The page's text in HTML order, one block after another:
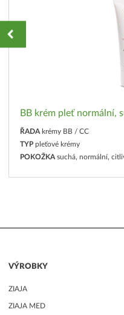
BB krém pleť normální,
ŘADA krémy BB / CC
TYP pleťové krémy
POKOŽKA suchá, normální,
VÝROBKY
ZIAJA
ZIAJA MED